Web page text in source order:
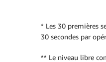
* Les 30 premières
30 secondes par
** Le niveau libre